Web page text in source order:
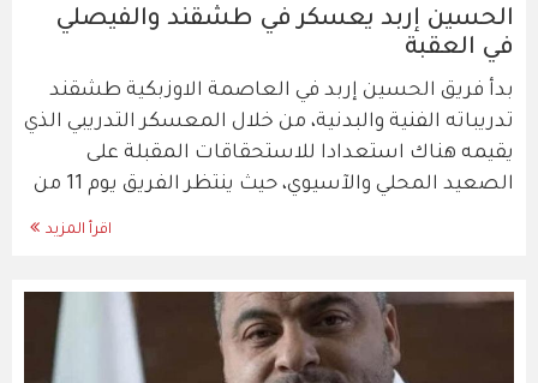
الحسين إربد يعسكر في طشقند والفيصلي
في العقبة
بدأ فريق الحسين إربد في العاصمة الاوزبكية طشقند
تدريباته الفنية والبدنية، من خلال المعسكر التدريبي الذي
يقيمه هناك استعدادا للاستحقاقات المقبلة على
الصعيد المحلي والآسيوي، حيث ينتظر الفريق يوم 11 من
اقرأ المزيد